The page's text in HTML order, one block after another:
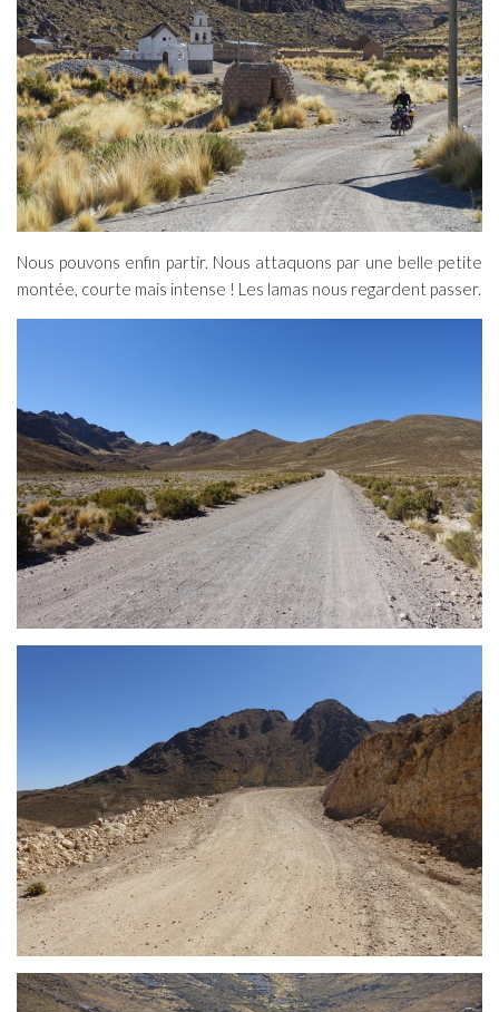
Nous pouvons enfin partir. Nous attaquons par une belle petite
montée, courte mais intense ! Les lamas nous regardent passer.